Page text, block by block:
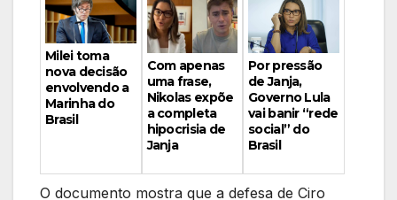
Milei toma
nova decisão
envolvendo a
Marinha do
Brasil
Com apenas
uma frase,
Nikolas expõe
a completa
hipocrisia de
Janja
Por pressão
de Janja,
Governo Lula
vai banir “rede
social” do
Brasil
O documento mostra que a defesa de Ciro